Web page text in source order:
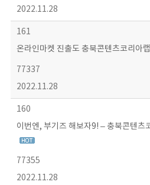
2022.11.28
161
온라인마켓 진출도 충북콘텐츠코리아
77337
2022.11.28
160
이번엔, 부기즈 해보자9! – 충북콘텐츠
77355
2022.11.28